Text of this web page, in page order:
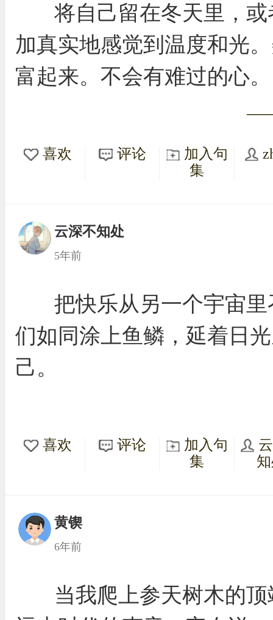
将自己留在冬天里，
加真实地感觉到温度和光
富起来。不会有难过的心。
喜欢 评论
加入句
集
云深不知处
5年前
把快乐从另一个宇宙
们如同涂上鱼鳞，延着日
己。
喜欢 评论
加入句
集
黄锲
6年前
当我爬上参天树木的